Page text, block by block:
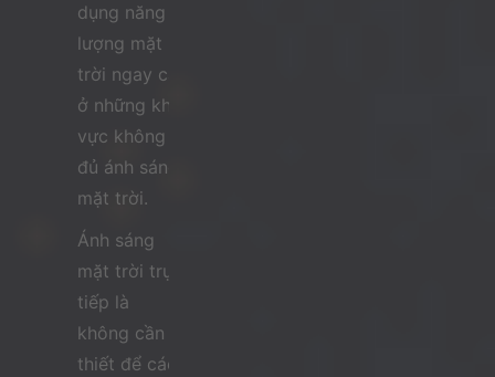
dụng năng
lượng mặt
trời ngay cả
ở những khu
vực không
đủ ánh sáng
mặt trời.
Ánh sáng
mặt trời trực
tiếp là
không cần
thiết để các